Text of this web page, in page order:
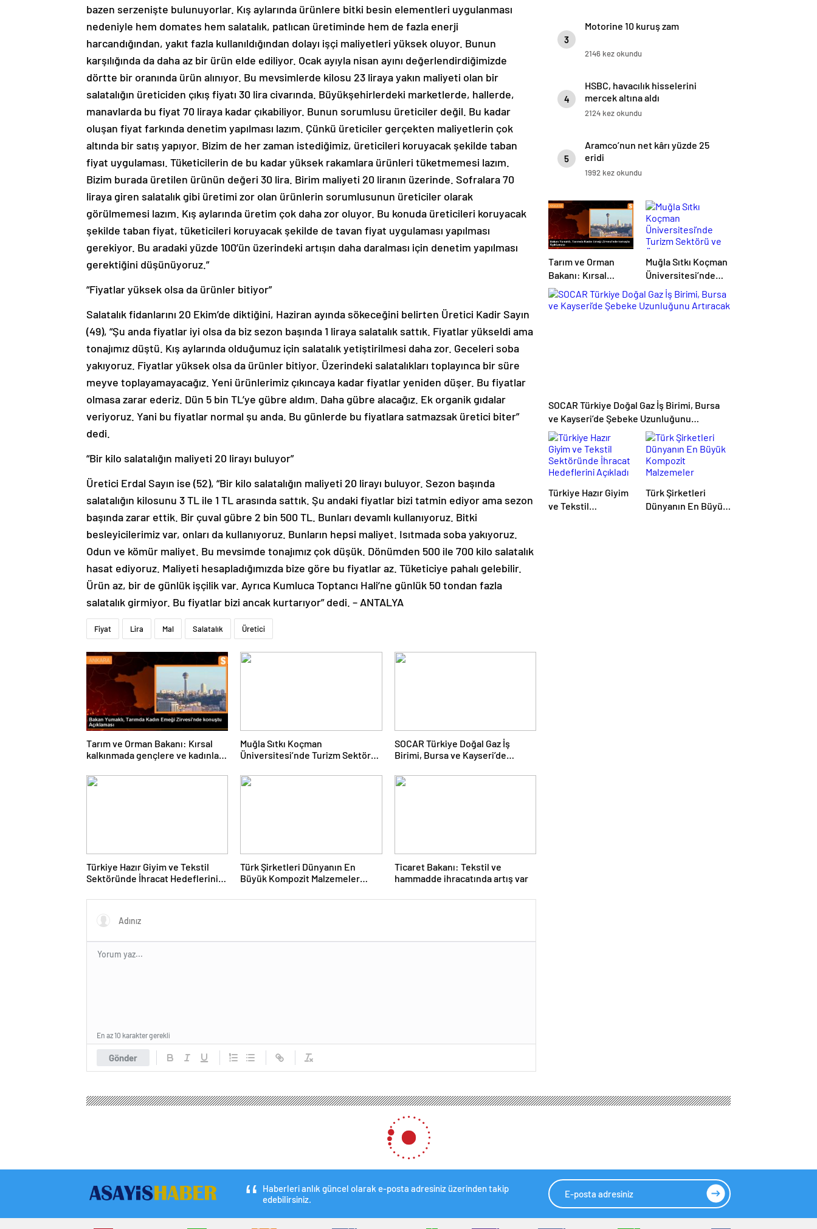
bazen serzenişte bulunuyorlar. Kış aylarında ürünlere bitki besin elementleri uygulanması
nedeniyle hem domates hem salatalık, patlıcan üretiminde hem de fazla enerji
harcandığından, yakıt fazla kullanıldığından dolayı işçi maliyetleri yüksek oluyor. Bunun
karşılığında da daha az bir ürün elde ediliyor. Ocak ayıyla nisan ayını değerlendirdiğimizde
dörtte bir oranında ürün alınıyor. Bu mevsimlerde kilosu 23 liraya yakın maliyeti olan bir
salatalığın üreticiden çıkış fiyatı 30 lira civarında. Büyükşehirlerdeki marketlerde, hallerde,
manavlarda bu fiyat 70 liraya kadar çıkabiliyor. Bunun sorumlusu üreticiler değil. Bu kadar
oluşan fiyat farkında denetim yapılması lazım. Çünkü üreticiler gerçekten maliyetlerin çok
altında bir satış yapıyor. Bizim de her zaman istediğimiz, üreticileri koruyacak şekilde taban
fiyat uygulaması. Tüketicilerin de bu kadar yüksek rakamlara ürünleri tüketmemesi lazım.
Bizim burada üretilen ürünün değeri 30 lira. Birim maliyeti 20 liranın üzerinde. Sofralara 70
liraya giren salatalık gibi üretimi zor olan ürünlerin sorumlusunun üreticiler olarak
görülmemesi lazım. Kış aylarında üretim çok daha zor oluyor. Bu konuda üreticileri koruyacak
şekilde taban fiyat, tüketicileri koruyacak şekilde de tavan fiyat uygulaması yapılması
gerekiyor. Bu aradaki yüzde 100’ün üzerindeki artışın daha daralması için denetim yapılması
gerektiğini düşünüyoruz.”
“Fiyatlar yüksek olsa da ürünler bitiyor”
Salatalık fidanlarını 20 Ekim’de diktiğini, Haziran ayında sökeceğini belirten Üretici Kadir Sayın
(49), “Şu anda fiyatlar iyi olsa da biz sezon başında 1 liraya salatalık sattık. Fiyatlar yükseldi ama
tonajımız düştü. Kış aylarında olduğumuz için salatalık yetiştirilmesi daha zor. Geceleri soba
yakıyoruz. Fiyatlar yüksek olsa da ürünler bitiyor. Üzerindeki salatalıkları toplayınca bir süre
meyve toplayamayacağız. Yeni ürünlerimiz çıkıncaya kadar fiyatlar yeniden düşer. Bu fiyatlar
olmasa zarar ederiz. Dün 5 bin TL’ye gübre aldım. Daha gübre alacağız. Ek organik gıdalar
veriyoruz. Yani bu fiyatlar normal şu anda. Bu günlerde bu fiyatlara satmazsak üretici biter”
dedi.
“Bir kilo salatalığın maliyeti 20 lirayı buluyor”
Üretici Erdal Sayın ise (52), “Bir kilo salatalığın maliyeti 20 lirayı buluyor. Sezon başında
salatalığın kilosunu 3 TL ile 1 TL arasında sattık. Şu andaki fiyatlar bizi tatmin ediyor ama sezon
başında zarar ettik. Bir çuval gübre 2 bin 500 TL. Bunları devamlı kullanıyoruz. Bitki
besleyicilerimiz var, onları da kullanıyoruz. Bunların hepsi maliyet. Isıtmada soba yakıyoruz.
Odun ve kömür maliyet. Bu mevsimde tonajımız çok düşük. Dönümden 500 ile 700 kilo salatalık
hasat ediyoruz. Maliyeti hesapladığımızda bize göre bu fiyatlar az. Tüketiciye pahalı gelebilir.
Ürün az, bir de günlük işçilik var. Ayrıca Kumluca Toptancı Hali’ne günlük 50 tondan fazla
salatalık girmiyor. Bu fiyatlar bizi ancak kurtarıyor” dedi. – ANTALYA
Fiyat Lira Mal Salatalık Üretici
Tarım ve Orman Bakanı: Kırsal
kalkınmada gençlere ve kadınlara
Muğla Sıtkı Koçman
Üniversitesi’nde Turizm Sektörü
SOCAR Türkiye Doğal Gaz İş
Birimi, Bursa ve Kayseri’de
Türkiye Hazır Giyim ve Tekstil
Sektöründe İhracat Hedeflerini
Türk Şirketleri Dünyanın En
Büyük Kompozit Malzemeler
Ticaret Bakanı: Tekstil ve
hammadde ihracatında artış var
Gönder
En az 10 karakter gerekli
3
Motorine 10 kuruş zam
2146 kez okundu
4
HSBC, havacılık hisselerini
mercek altına aldı
2124 kez okundu
5
Aramco’nun net kârı yüzde 25
eridi
1992 kez okundu
Tarım ve Orman
Bakanı: Kırsal
kalkınmada
gençlere ve
Muğla Sıtkı Koçman
Üniversitesi’nde
Turizm Sektörü ve
Öğrenciler Buluştu
SOCAR Türkiye Doğal Gaz İş Birimi, Bursa
ve Kayseri’de Şebeke Uzunluğunu
Artıracak
Türkiye Hazır Giyim
ve Tekstil
Türk Şirketleri
Dünyanın En Büyük
Haberleri anlık güncel olarak e-posta adresiniz üzerinden takip
edebilirsiniz.